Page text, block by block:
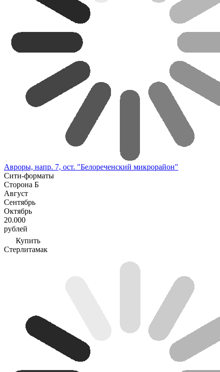
Авроры, напр. 7, ост. "Белореченский микрорайон"
Сити-форматы
Сторона Б
Август
Сентябрь
Октябрь
20.000
рублей
Купить
Стерлитамак